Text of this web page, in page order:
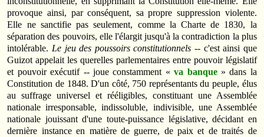
provoque ainsi, par conséquent, sa propre suppression violente.
Elle ne sanctifie pas seulement, comme la Charte de 1830, la
séparation des pouvoirs, elle l'élargit jusqu'à la contradiction la plus
intolérable. Le jeu des poussoirs constitutionnels -- c'est ainsi que
Guizot appelait les querelles parlementaires entre pouvoir législatif
et pouvoir exécutif -- joue constamment «va banque» dans la
Constitution de 1848. D'un côté, 750 représentants du peuple, élus
au suffrage universel et rééligibles, constituant une Assemblée
nationale irresponsable, indissoluble, indivisible, une Assemblée
nationale jouissant d'une toute-puissance législative, décidant en
dernière instance en matière de guerre, de paix et de traités de